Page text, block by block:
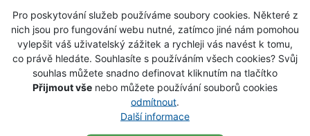
Pro poskytování služeb používáme soubory cookies. Některé z
nich jsou pro fungování webu nutné, zatímco jiné nám pomohou
vylepšit váš uživatelský zážitek a rychleji vás navést k tomu,
co právě hledáte. Souhlasíte s používáním všech cookies? Svůj
souhlas můžete snadno definovat kliknutím na tlačítko
Přijmout vše nebo můžete používání souborů cookies
odmítnout
Další informace
tak s ním lze snadno a efektivně prochytat velkou
vodní plochu. Holografické barvy nabízejí
neodolatelné záblesky a lákají a dráždí i neaktivní
dravce. Wobler Rida je vybaven prémiovými
trojháčky BBK z černého niklu pro maximální ostrost
a spolehlivost. Parametry: Délka 7 cm Hmotnost 4 g
plovoucí Pracovní hlobka: 0,5-1,5 m
VLOŽIT DO KOŠÍKU
SKLADEM